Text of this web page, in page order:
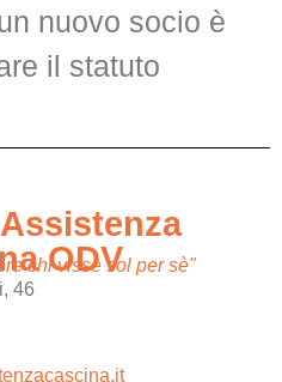
nuovo socio è
il statuto
ODV
chi visse sol per sè"
46